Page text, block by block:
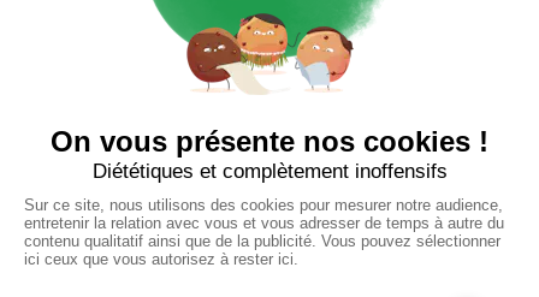
Nous sommes connectés
pour répondre à tous vos besoins
SUIVEZ-NOUS